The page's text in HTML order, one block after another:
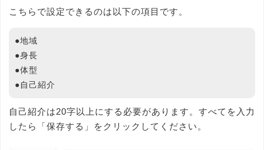
こちらで設定できるのは以下の項目です。
●地域
●身長
●体型
●自己紹介
自己紹介は20字以上にする必要があります。すべてを入力
したら「保存する」をクリックしてください。